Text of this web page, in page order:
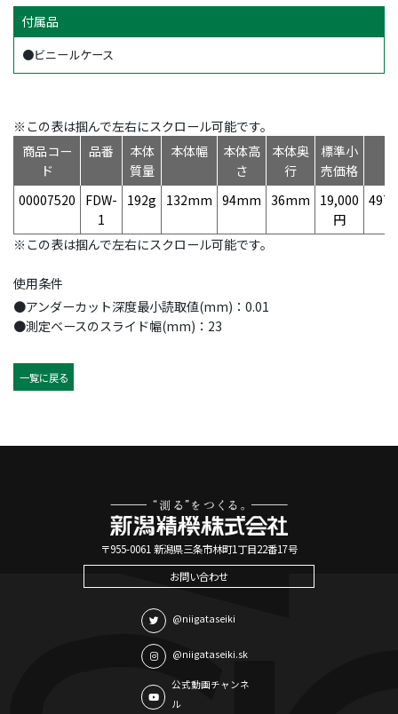
付属品
●ビニールケース
※この表は掴んで左右にスクロール可能です。
商品コー
ド
品番
本体
質量
本体幅
本体高
さ
本体奥
行
標準小
売価格
00007520
FDW-
1
192g 132mm 94mm 36mm
19,000
円
※この表は掴んで左右にスクロール可能です。
使用条件
●アンダーカット深度最小読取値(mm)：0.01
●測定ベースのスライド幅(mm)：23
一覧に戻る
〒955-0061 新潟県三条市林町1丁目22番17号
お問い合わせ
@niigataseiki
@niigataseiki.sk
公式動画チャンネ
ル